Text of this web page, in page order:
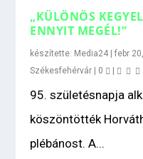
„KÜLÖNÖS
ENNYIT MEGÉL!”
készítette: Media24 |febr
Székesfehérvár | 0 |
95. születésnapja
köszöntötték
plébánost. A...